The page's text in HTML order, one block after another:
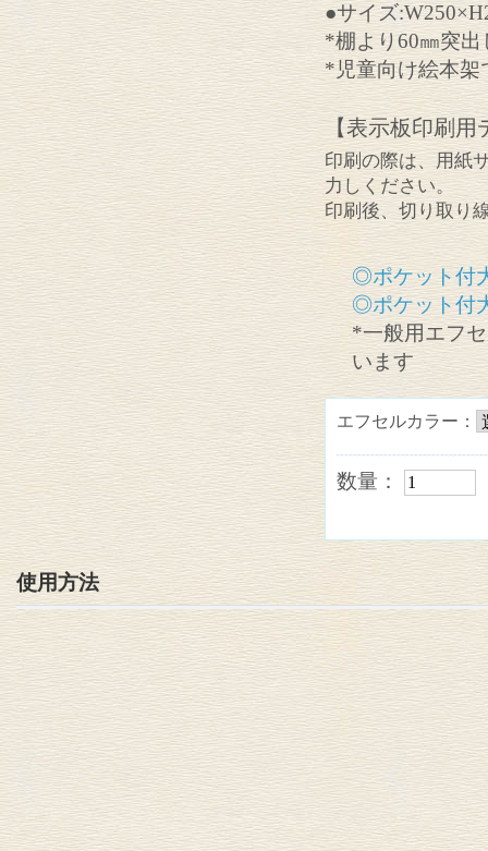
●サイズ
*棚より60㎜突出
*児童向け絵本架
【表示板印刷用
印刷の際は、用紙
力しください。
印刷後、切り取り
◎ポケット付
◎ポケット付
*一般用エフ
います
エフセルカラー：
数量：
使用方法